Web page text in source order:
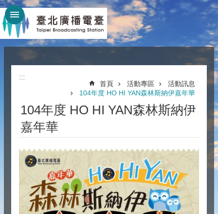
跳到主要內容區塊
:::
:::
首頁 活動專區
活動訊息
104年度 HO HI YAN森林斯納伊嘉年華
104年度 HO HI YAN森林斯納伊
嘉年華